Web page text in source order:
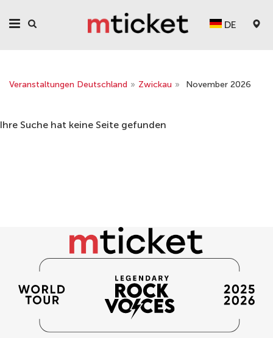
DE
Veranstaltungen Deutschland » Zwickau » November 2026
Ihre Suche hat keine Seite gefunden